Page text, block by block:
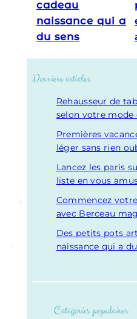
cadeau
naissance qui a
du sens
Derniers articles
Rehausseur de
selon votre mode
Premières
léger sans rien
Lancez les paris
liste en vous
Commencez
avec Berceau
Des petits pots
naissance qui a
Catégories populaires